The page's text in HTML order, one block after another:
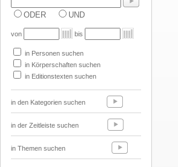
ODER UND
von bis
in Personen suchen
in Körperschaften suchen
in Editionstexten suchen
in den Kategorien suchen
in der Zeitleiste suchen
in Themen suchen